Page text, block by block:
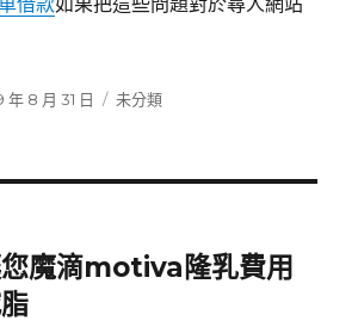
年 8 月 31 日
分
未分類
魔滴motiva隆乳費用